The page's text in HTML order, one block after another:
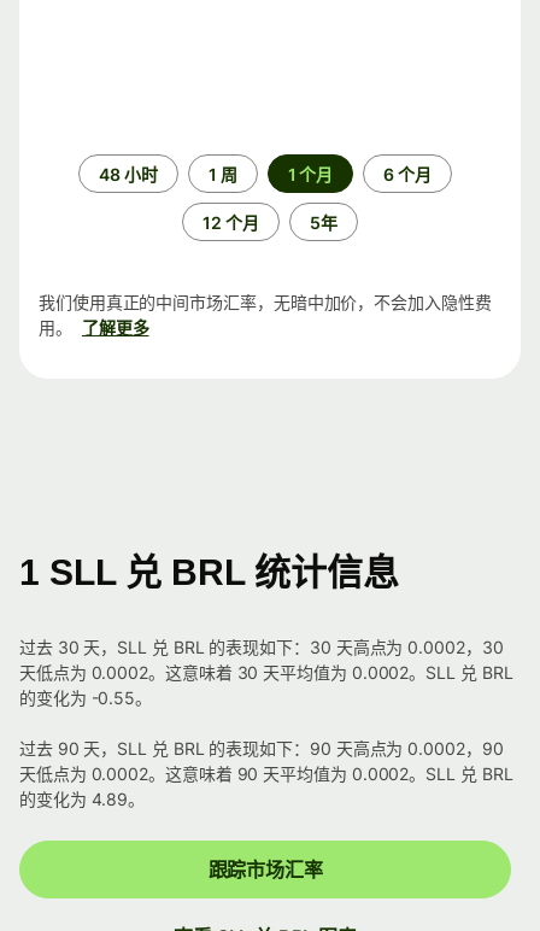
48 小时 1 周 1 个月 6 个月
12 个月 5年
我们使用真正的中间市场汇率，无暗中加价，不会加入隐性费
用。
了解更多
1 SLL 兑 BRL 统计信息
过去 30 天，SLL 兑 BRL 的表现如下：30 天高点为 0.0002，30
天低点为 0.0002。这意味着 30 天平均值为 0.0002。SLL 兑 BRL
的变化为 -0.55。
过去 90 天，SLL 兑 BRL 的表现如下：90 天高点为 0.0002，90
天低点为 0.0002。这意味着 90 天平均值为 0.0002。SLL 兑 BRL
的变化为 4.89。
跟踪市场汇率